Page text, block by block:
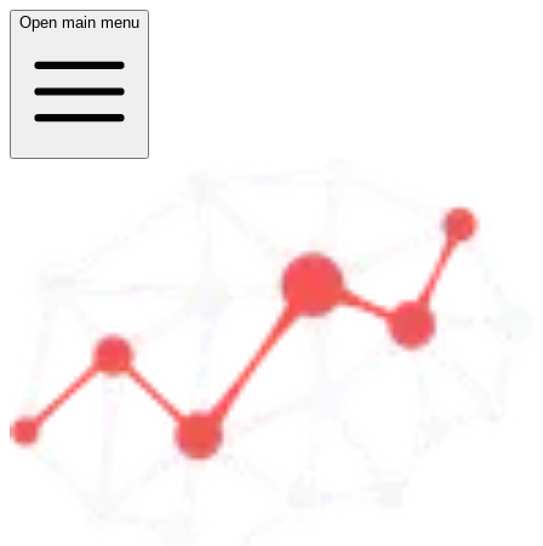
Open main menu